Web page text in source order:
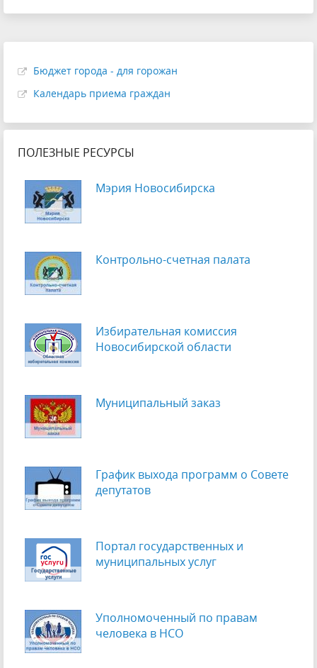
Бюджет города - для горожан
Календарь приема граждан
ПОЛЕЗНЫЕ РЕСУРСЫ
Мэрия Новосибирска
Контрольно-счетная палата
Избирательная комиссия
Новосибирской области
Муниципальный заказ
График выхода программ о Cовете
депутатов
Портал государственных и
муниципальных услуг
Уполномоченный по правам
человека в НСО